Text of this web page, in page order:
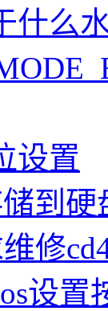
什么
设置
到硬
修
设置